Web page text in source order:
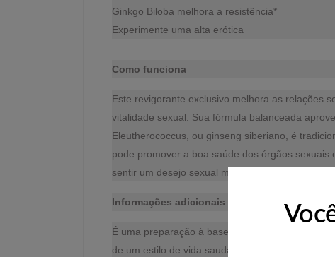
Ginkgo Biloba melhora a resistência*
Experimente uma alta erótica
Como funciona
Este revigorante exclusivo melhora as relações
vitalidade sexual. Sua fórmula balanceada
Eleutherococcus, ou ginseng siberiano, é
pode promover a boa saúde dos órgãos
sentir um desejo sexual mais intenso.
Informações adicionais
É uma preparação à base de ervas,
de um estilo de vida saudável. Manter fora do